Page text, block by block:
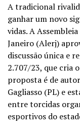
A tradicional
ganhar um novo
vidas. A
Janeiro (Alerj)
discussão única e
2.707/23, que cria
proposta é de
Gagliasso (PL) e
entre torcidas
esportivos do